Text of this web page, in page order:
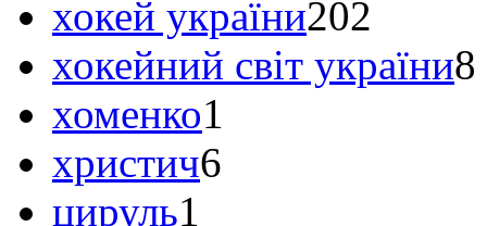
хокей україни202
хокейний світ україни8
хоменко1
христич6
цируль1